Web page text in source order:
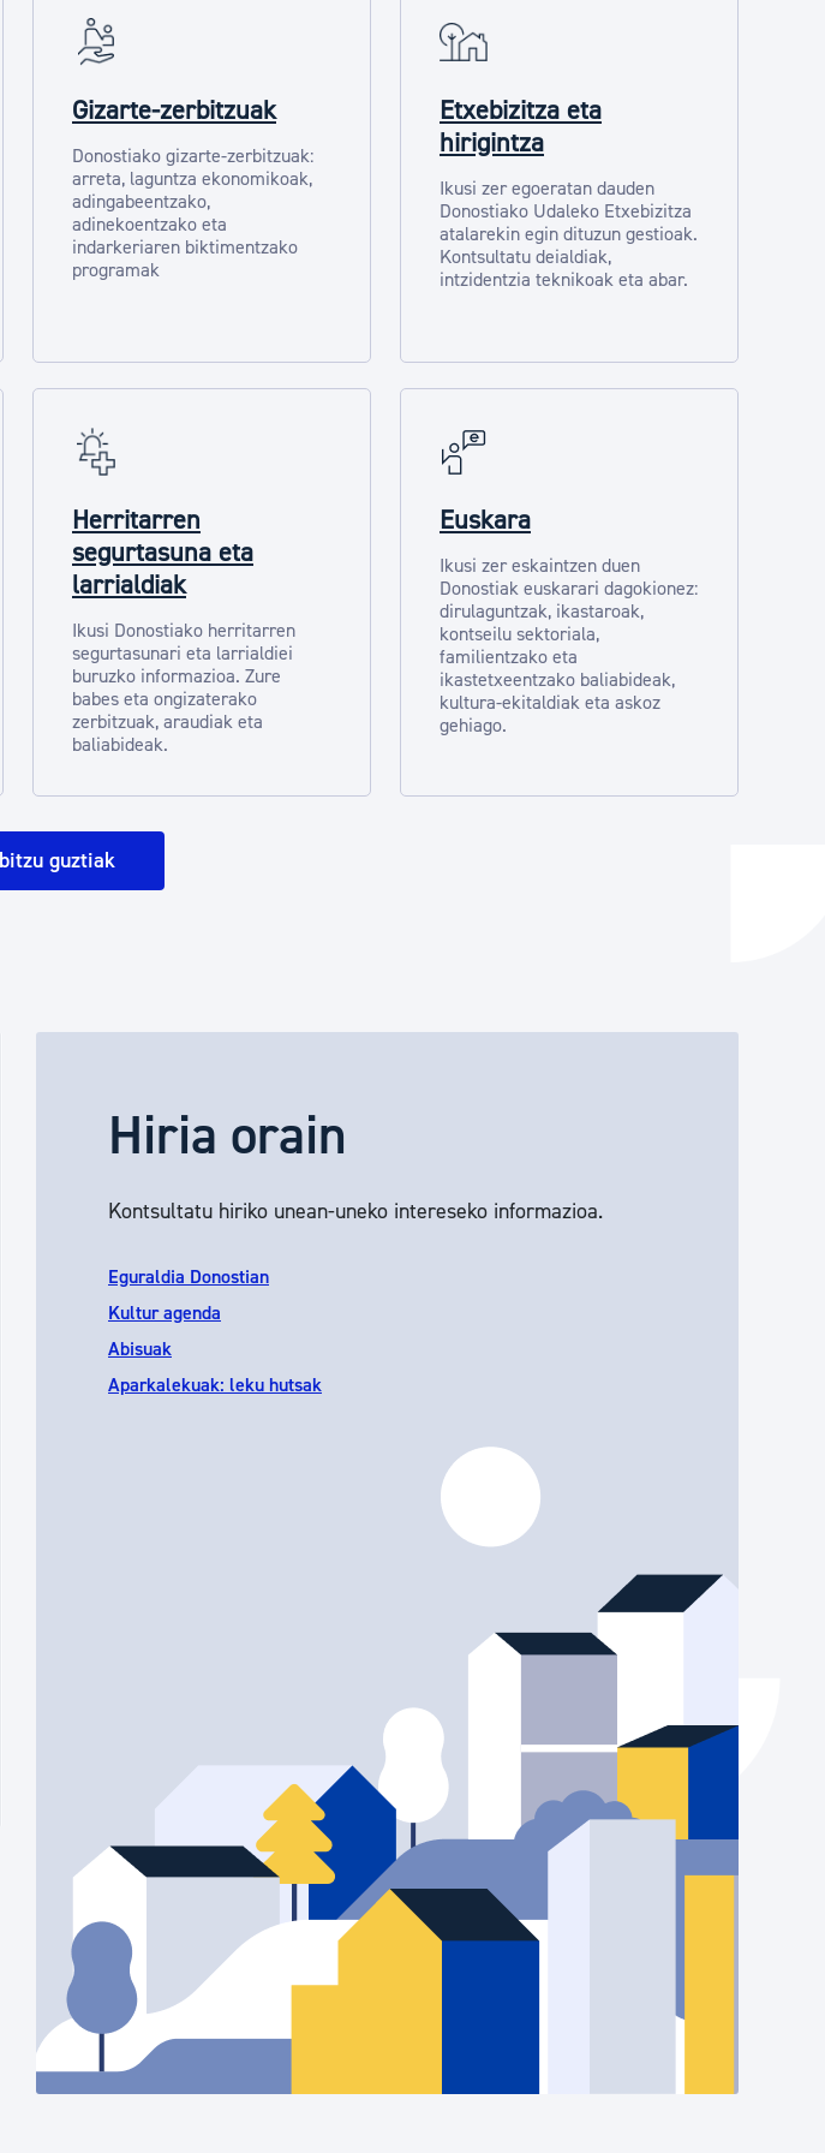
Gizarte-zerbitzuak
Donostiako gizarte-zerbitzuak:
arreta, laguntza ekonomikoak,
adingabeentzako,
adinekoentzako eta
indarkeriaren biktimentzako
programak
Etxebizitza eta
hirigintza
Ikusi zer egoeratan dauden
Donostiako Udaleko Etxebizitza
atalarekin egin dituzun gestioak.
Kontsultatu deialdiak,
intzidentzia teknikoak eta abar.
Herritarren
segurtasuna eta
larrialdiak
Ikusi Donostiako herritarren
segurtasunari eta larrialdiei
buruzko informazioa. Zure
babes eta ongizaterako
zerbitzuak, araudiak eta
baliabideak.
Euskara
Ikusi zer eskaintzen duen
Donostiak euskarari dagokionez:
dirulaguntzak, ikastaroak,
kontseilu sektoriala,
familientzako eta
ikastetxeentzako baliabideak,
kultura-ekitaldiak eta askoz
gehiago.
guztiak
Hiria orain
Kontsultatu hiriko unean-uneko intereseko informazioa.
Eguraldia Donostian
Kultur agenda
Abisuak
Aparkalekuak: leku hutsak